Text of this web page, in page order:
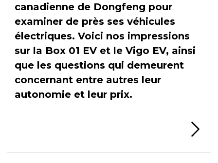
canadienne de Dongfeng pour
examiner de près ses véhicules
électriques. Voici nos impressions
sur la Box 01 EV et le Vigo EV, ainsi
que les questions qui demeurent
concernant entre autres leur
autonomie et leur prix.